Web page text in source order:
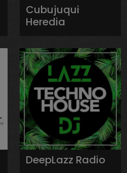
Cubujuqui
Heredia
DeepLazz Radio